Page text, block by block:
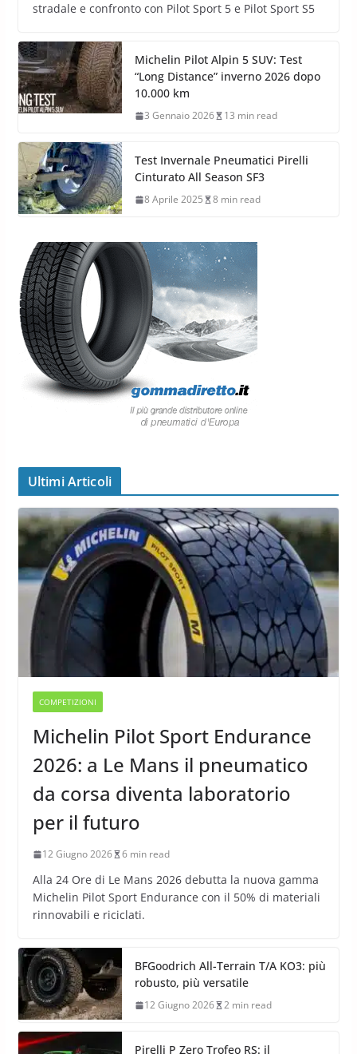
stradale e confronto con Pilot Sport 5 e Pilot Sport S5
Michelin Pilot Alpin 5 SUV: Test
“Long Distance” inverno 2026 dopo
10.000 km
3 Gennaio 2026 13 min read
Test Invernale Pneumatici Pirelli
Cinturato All Season SF3
8 Aprile 2025 8 min read
Ultimi Articoli
COMPETIZIONI
Michelin Pilot Sport Endurance
2026: a Le Mans il pneumatico
da corsa diventa laboratorio
per il futuro
12 Giugno 2026 6 min read
Alla 24 Ore di Le Mans 2026 debutta la nuova gamma
Michelin Pilot Sport Endurance con il 50% di materiali
rinnovabili e riciclati.
BFGoodrich All-Terrain T/A KO3: più
robusto, più versatile
12 Giugno 2026 2 min read
Pirelli P Zero Trofeo RS: il